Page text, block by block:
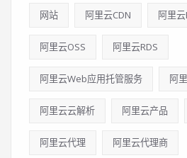
网站 阿里云CDN 阿里云
阿里云OSS 阿里云RDS
阿里云Web应用托管服务 阿
阿里云云解析 阿里云产品
阿里云代理 阿里云代理商